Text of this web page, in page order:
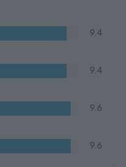
9.4
9.4
9.6
9.6